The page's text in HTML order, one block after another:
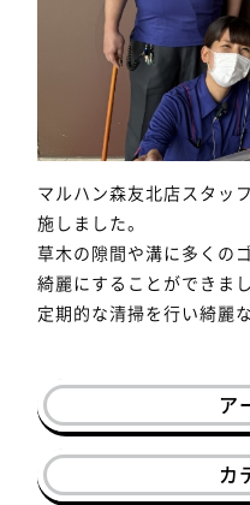
マルハン森友北店スタッ
施しました。
草木の隙間や溝に多くの
綺麗にすることができまし
定期的な清掃を行い綺麗
ア
カ